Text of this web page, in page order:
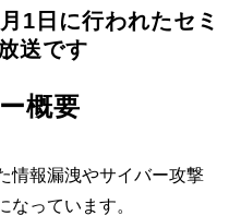
1日に行われたセミ
送です
概要
情報漏洩やサイバー攻撃
なっています。